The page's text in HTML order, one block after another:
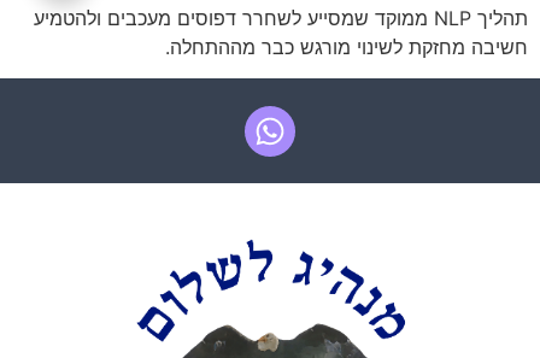
תהליך NLP ממוקד שמסייע לשחרר דפוסים מעכבים ולהטמיע
חשיבה מחזקת לשינוי מורגש כבר מההתחלה.